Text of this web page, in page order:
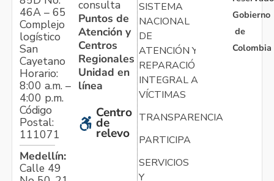
46A – 65
Complejo
logístico
San
Cayetano
Horario:
8:00 a.m. –
4:00 p.m.
Código
Postal:
111071
Medellín:
Calle 49
consulta
Puntos de
Atención y
Centros
Regionales
Unidad en
línea
Centro
de
relevo
SISTEMA
NACIONAL
DE
ATENCIÓN Y
REPARACIÓN
INTEGRAL A
VÍCTIMAS
TRANSPARENCIA
PARTICIPA
SERVICIOS
Y
Gobierno
de
Colombia